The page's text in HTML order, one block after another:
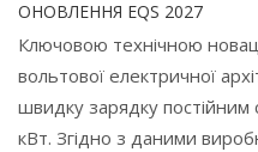
ОНОВЛЕННЯ EQS 2027
Ключовою технічною
вольтової електричної
швидку зарядку
кВт. Згідно з даними